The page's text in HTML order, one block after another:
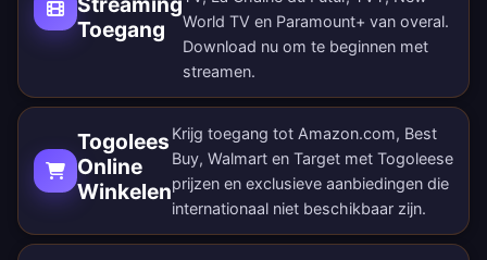
Toegang
World TV en Paramount+ van overal.
Download nu om te beginnen met
streamen.
Togolees
Online
Winkelen
Krijg toegang tot Amazon.com, Best
Buy, Walmart en Target met Togoleese
prijzen en exclusieve aanbiedingen die
internationaal niet beschikbaar zijn.